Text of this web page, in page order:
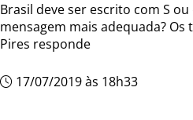
Brasil deve ser escrito com S ou
mensagem mais adequada?
Pires responde
17/07/2019 às 18h33